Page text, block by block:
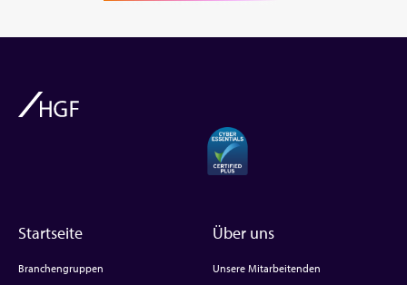
Startseite
Branchengruppen
Über uns
Unsere Mitarbeitenden